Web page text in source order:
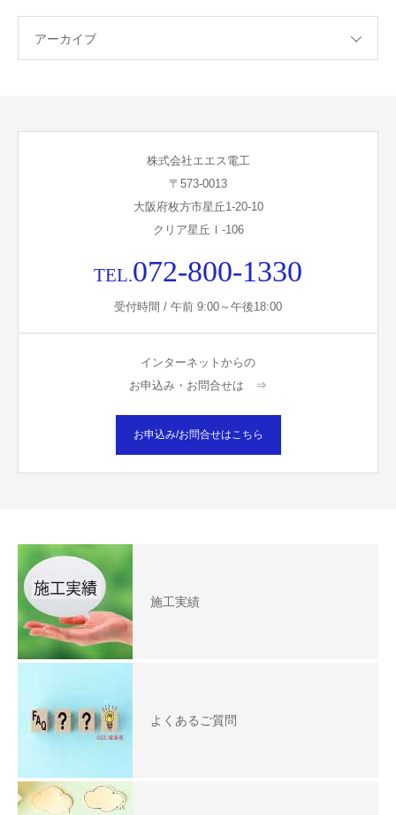
アーカイブ
株式会社エエス電工
〒573-0013
大阪府枚方市星丘1-20-10
クリア星丘Ⅰ-106
TEL.072-800-1330
受付時間 / 午前 9:00～午後18:00
インターネットからの
お申込み・お問合せは ⇒
お申込み/お問合せはこちら
施工実績
よくあるご質問